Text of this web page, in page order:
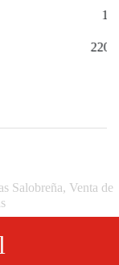
Salobreña, Venta de